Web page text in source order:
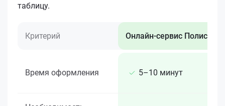
таблицу.
Критерий Онлайн-сервис Полис 812
Время оформления 5–10 минут